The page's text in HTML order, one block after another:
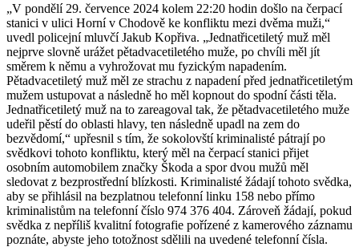
„V pondělí 29. července 2024 kolem 22:20 hodin došlo na čerpací
stanici v ulici Horní v Chodově ke konfliktu mezi dvěma muži,“
uvedl policejní mluvčí Jakub Kopřiva. „Jednatřicetiletý muž měl
nejprve slovně urážet pětadvacetiletého muže, po chvíli měl jít
směrem k němu a vyhrožovat mu fyzickým napadením.
Pětadvacetiletý muž měl ze strachu z napadení před jednatřicetiletým
mužem ustupovat a následně ho měl kopnout do spodní části těla.
Jednatřicetiletý muž na to zareagoval tak, že pětadvacetiletého muže
udeřil pěstí do oblasti hlavy, ten následně upadl na zem do
bezvědomí,“ upřesnil s tím, že sokolovští kriminalisté pátrají po
svědkovi tohoto konfliktu, který měl na čerpací stanici přijet
osobním automobilem značky Škoda a spor dvou mužů měl
sledovat z bezprostřední blízkosti. Kriminalisté žádají tohoto svědka,
aby se přihlásil na bezplatnou telefonní linku 158 nebo přímo
kriminalistům na telefonní číslo 974 376 404. Zároveň žádají, pokud
svědka z nepříliš kvalitní fotografie pořízené z kamerového záznamu
poznáte, abyste jeho totožnost sdělili na uvedené telefonní čísla.